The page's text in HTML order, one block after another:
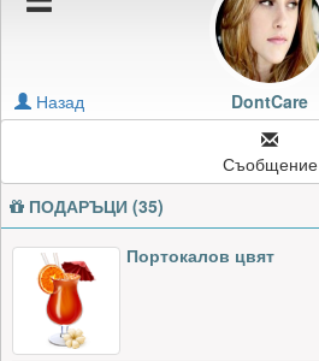
Картичките на DontCare
Блокирай DontCare DontCare
Назад
Съобщение
ПОДАРЪЦИ (35)
Портокалов цвят